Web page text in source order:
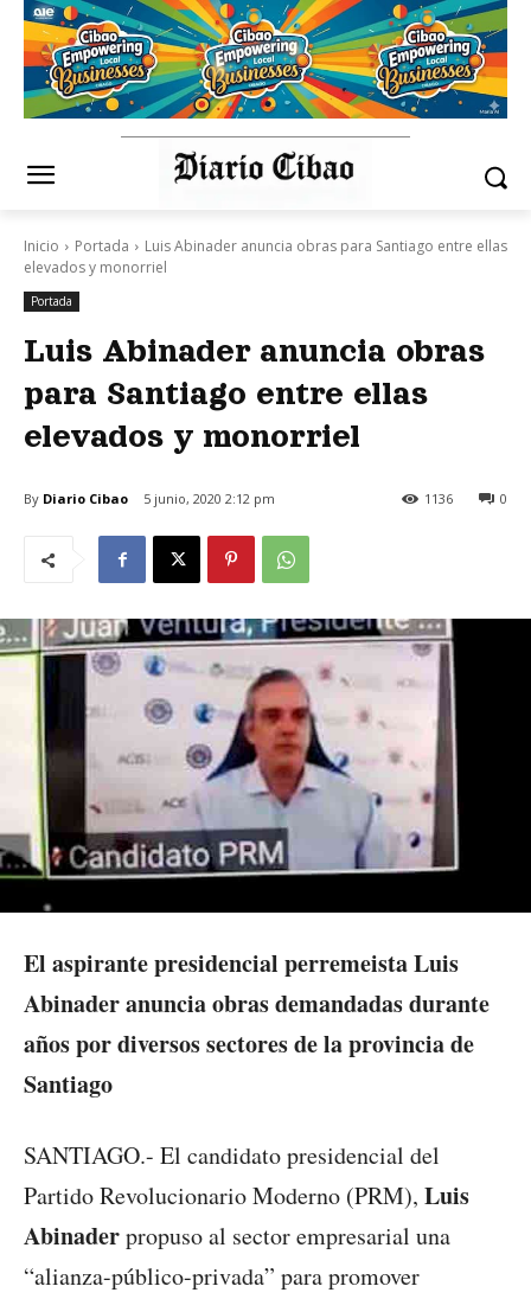
Inicio Portada
Luis Abinader anuncia obras para Santiago entre ellas
elevados y monorriel
Portada
Luis Abinader anuncia obras
para Santiago entre ellas
elevados y monorriel
By Diario Cibao 5 junio, 2020 2:12 pm 0
1136
El aspirante presidencial perremeista Luis
Abinader anuncia obras demandadas durante
años por diversos sectores de la provincia de
Santiago
SANTIAGO.- El candidato presidencial del
Partido Revolucionario Moderno (PRM), Luis
Abinaderpropuso al sector empresarial una
“alianza-público-privada” para promover